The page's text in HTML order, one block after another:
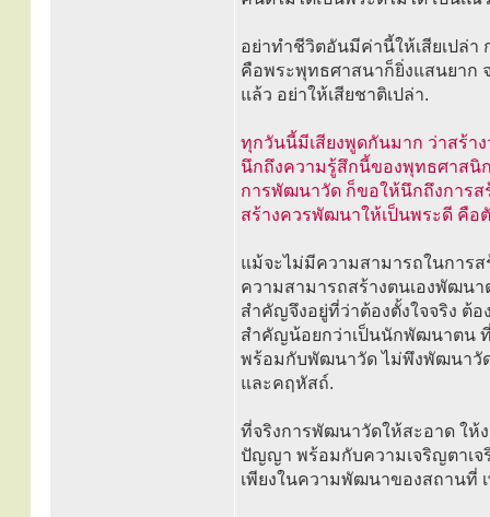
อย่าทำชีวิตอันมีค่านี้ให้เสียเปล่า
คือพระพุทธศาสนาก็ยิ่งแสนยาก
แล้ว อย่าให้เสียชาติเปล่า.
ทุกวันนี้มีเสียงพูดกันมาก ว่าสร้า
นึกถึงความรู้สึกนี้ของพุทธศาสนิ
การพัฒนาวัด ก็ขอให้นึกถึงการส
สร้างควรพัฒนาให้เป็นพระดี คือ
แม้จะไม่มีความสามารถในการ
ความสามารถสร้างตนเองพัฒนา
สำคัญจึงอยู่ที่ว่าต้องตั้งใจจริง ต้
สำคัญน้อยกว่าเป็นนักพัฒนาตน
พร้อมกับพัฒนาวัด ไม่พึงพัฒนาวั
และคฤหัสถ์.
ที่จริงการพัฒนาวัดให้สะอาด ให้
ปัญญา พร้อมกับความเจริญตาเจ
เพียงในความพัฒนาของสถานที่